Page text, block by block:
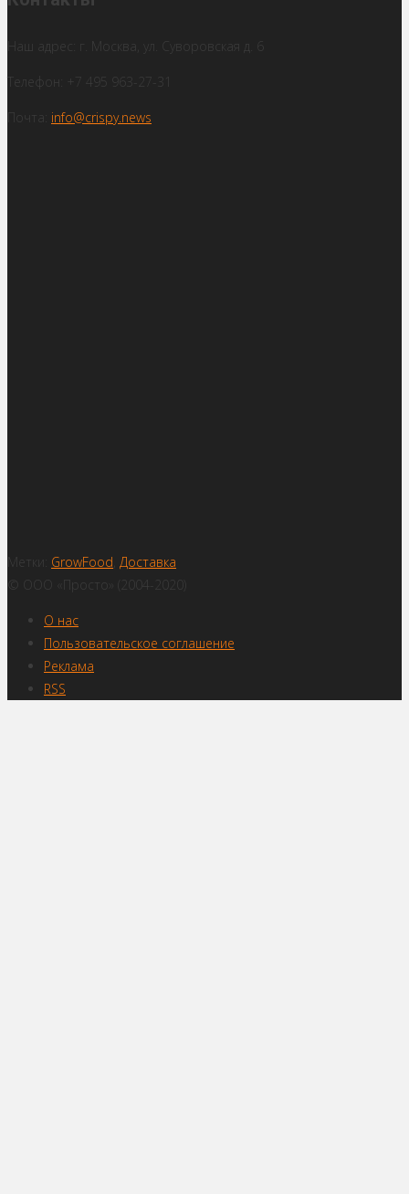
Наш адрес: г. Москва, ул. Суворовская д. 6
Телефон: +7 495 963-27-31
Почта: info@crispy.news
Метки: GrowFood Доставка
© ООО «Просто» (2004-2020)
О нас
Пользовательское соглашение
Реклама
RSS